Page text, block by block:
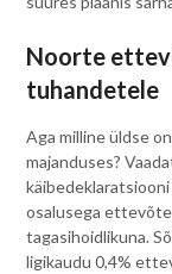
Noorte
tuhandetele
Aga milline üldse
majanduses?
osalusega
tagasihoidlikuna.
ligikaudu 0,4%